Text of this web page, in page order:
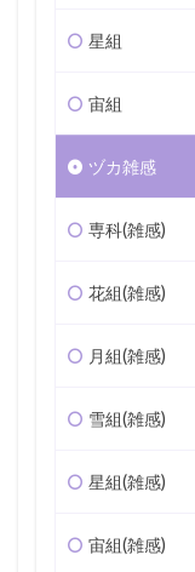
星組
宙組
ヅカ雑感
専科(雑感)
花組(雑感)
月組(雑感)
雪組(雑感)
星組(雑感)
宙組(雑感)